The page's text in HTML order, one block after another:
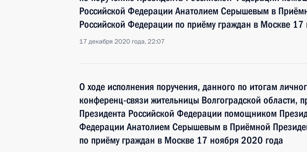
Российской Федерации Анатолием Серышевым в
Российской Федерации по приёму граждан в Москве
17 декабря 2020 года, 22:07
О ходе исполнения поручения, данного по итогам
конференц-связи жительницы Волгоградской области,
Президента Российской Федерации помощником
Федерации Анатолием Серышевым в Приёмной
по приёму граждан в Москве 17 ноября 2020 года